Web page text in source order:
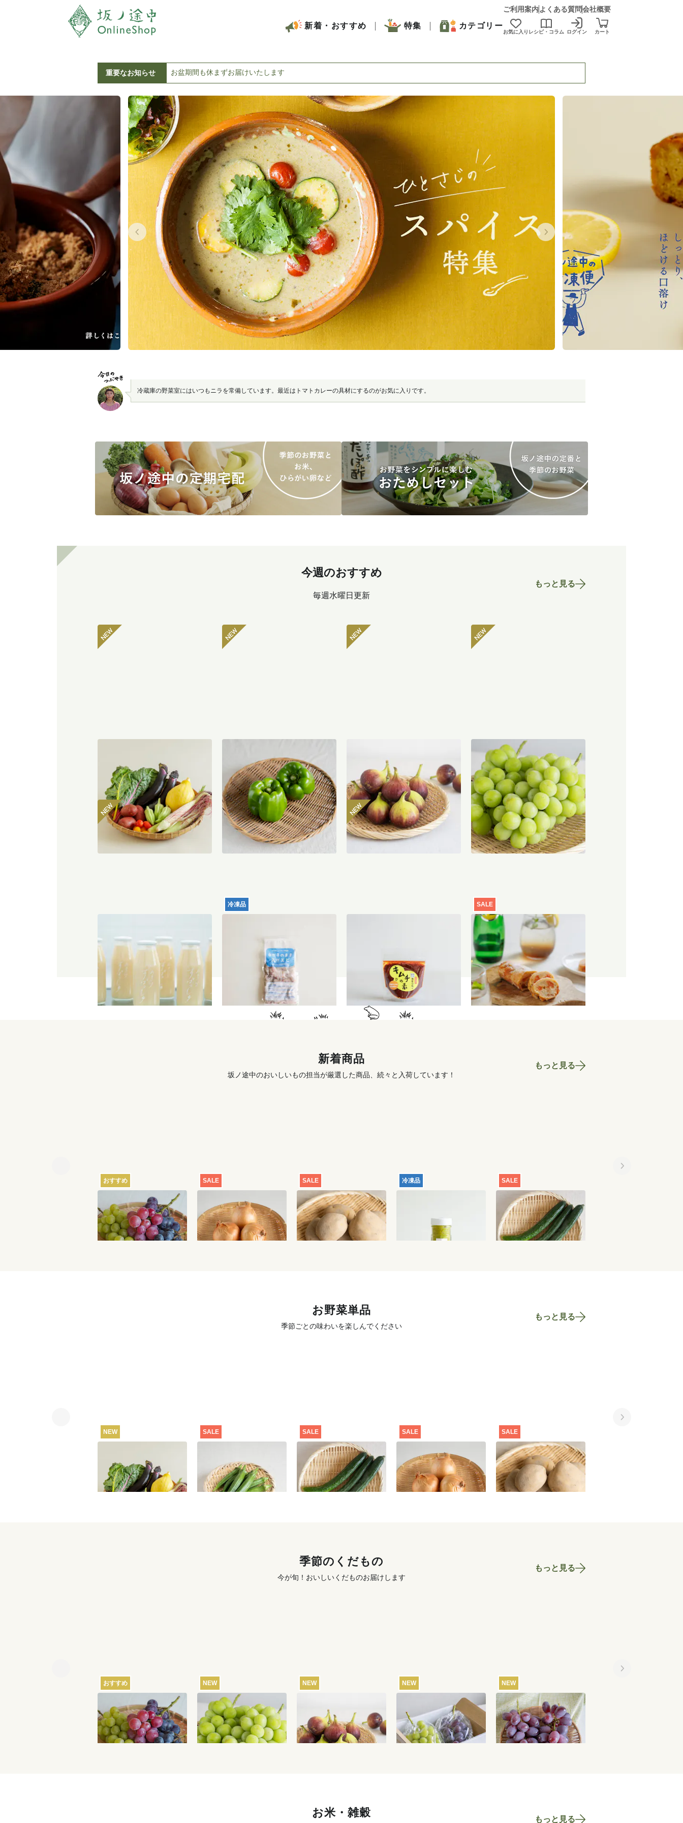
ご利用案内 よくある質問会社概要
新着・おすすめ 特集 カテゴリー
お気に入り レシピ・コラム ログイン カート
重要なお知らせ お盆期間も休まずお届けいたします
冷蔵庫の野菜室にはいつもニラを常備しています。最近はトマトカレーの具材にするのがお気に入りです。
今週のおすすめ
毎週水曜日更新
もっと見る
2,980円 485円〜
のいちじく 12個入り（特栽相
当）
送料込 3,850円
【産地直送】やまなし笛吹のシ
ャインマスカット 1.2kg（特栽
相当）
送料込 6,580円
すぱっしゅ
送料込 3,560 円
冷凍品 SALE
【特別価格】瀬戸内レモンのサ
マーシュトーレン 200g
2,519円
新着商品
坂ノ途中のおいしいもの担当が厳選した商品、続々と入荷しています！
もっと見る
おすすめ
【産地直送】葡萄畑ふく
じろうのふぞろい濃厚ぶ
どう 1.6kg
送料込 6,750円
SALE
【特別価格】玉ねぎ 1kg
700円
SALE
【特別価格】じゃがいも
（品種おまかせ） 1kg
700
冷凍品 SALE
【特別価格】きゅうり
300g
301円〜
お野菜単品
季節ごとの味わいを楽しんでください
もっと見る
NEW
セット
2,980円
SALE
100g
291円
SALE
【特別価格】きゅうり
300g
301円〜
SALE
【特別価格】玉ねぎ 1kg
700円
SALE
【特別価格】じゃがいも
（品種おまかせ） 1kg
700
季節のくだもの
今が旬！おいしいくだものお届けします
もっと見る
おすすめ
【産地直送】葡萄畑ふく
じろうのふぞろい濃厚ぶ
どう 1.6kg
送料込 6,750円
NEW
【産地直送】やまなし笛
吹のシャインマスカット
1.2kg（特栽相当）
送料込 6,580円
NEW
ァームのいちじく 12個
入り（特栽相当）
送料込 3,850円
NEW
【産地直送】富士の輝き
とシャインマスカット
1.2kg（山梨笛吹・特栽
相当）
送料込 7,080円
NEW
【産地直送】山梨笛吹の
ぶどう・富士の輝き
1kg（特栽相当）
送料込 7,890円
お米・雑穀 もっと見る